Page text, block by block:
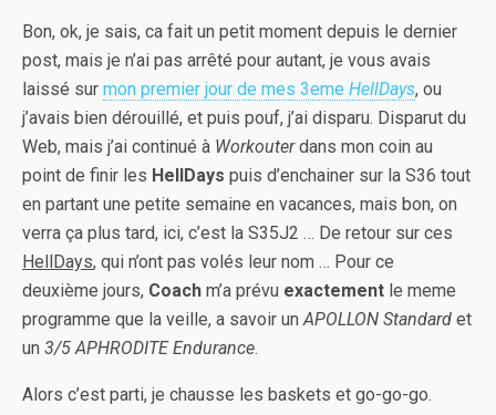
Bon, ok, je sais, ca fait un petit moment depuis le dernier
post, mais je n’ai pas arrêté pour autant, je vous avais
laissé sur mon premier jour de mes 3eme HellDays, ou
j’avais bien dérouillé, et puis pouf, j’ai disparu. Disparut du
Web, mais j’ai continué à Workouterdans mon coin au
point de finir les HellDays puis d’enchainer sur la S36 tout
en partant une petite semaine en vacances, mais bon, on
verra ça plus tard, ici, c’est la S35J2 … De retour sur ces
HellDays, qui n’ont pas volés leur nom … Pour ce
deuxième jours, Coach m’a prévu exactement le meme
programme que la veille, a savoir unAPOLLON Standard et
un 3/5 APHRODITE Endurance.
Alors c’est parti, je chausse les baskets et go-go-go.